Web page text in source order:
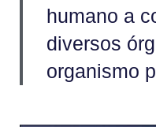
humano a
diversos
organismo